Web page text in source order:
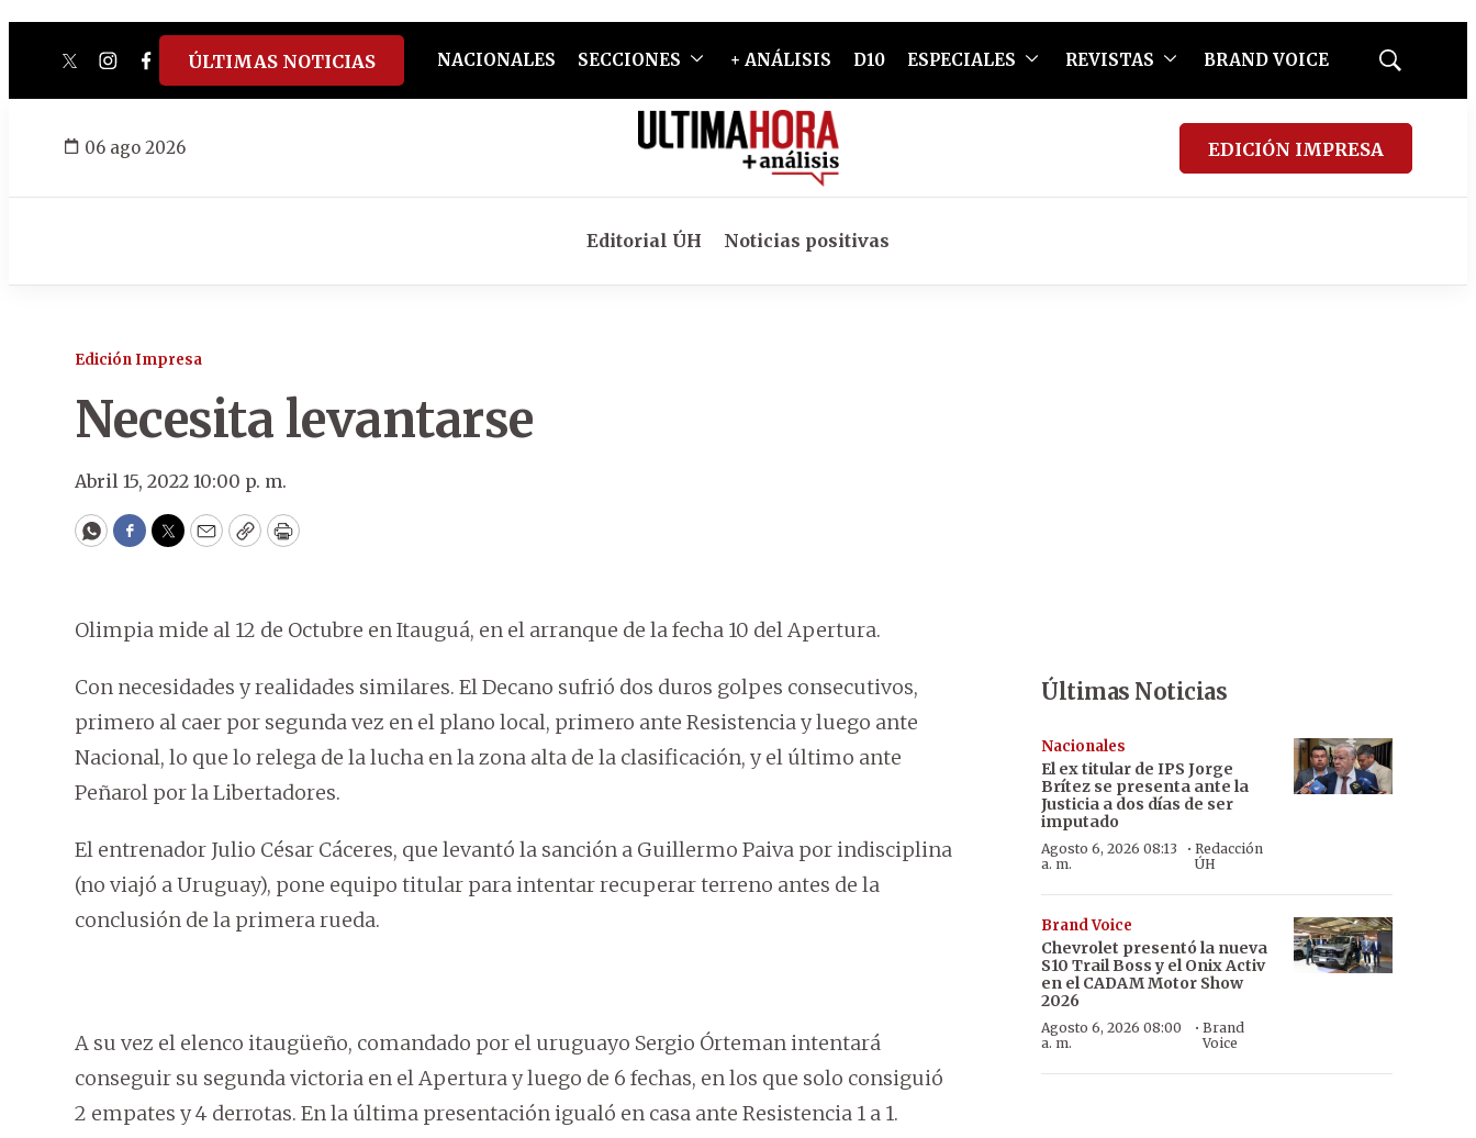
twitterinstagram
facebook
tiktokyoutube
spotify
ÚLTIMAS NOTICIAS NACIONALES SECCIONES + ANÁLISIS D10 ESPECIALES REVISTAS BRAND VOICE
Mostrar
06 ago 2026 EDICIÓN IMPRESA
Editorial ÚH Noticias positivas
Edición Impresa
Necesita levantarse
Abril 15, 2022 10:00 p. m.
WhatsApp
Facebook
Twitter
EmailCopyPrint
Olimpia mide al 12 de Octubre en Itauguá, en el arranque de la fecha 10 del Apertura.
Con necesidades y realidades similares. El Decano sufrió dos duros golpes consecutivos,
primero al caer por segunda vez en el plano local, primero ante Resistencia y luego ante
Nacional, lo que lo relega de la lucha en la zona alta de la clasificación, y el último ante
Peñarol por la Libertadores.
El entrenador Julio César Cáceres, que levantó la sanción a Guillermo Paiva por indisciplina
(no viajó a Uruguay), pone equipo titular para intentar recuperar terreno antes de la
conclusión de la primera rueda.
A su vez el elenco itaugüeño, comandado por el uruguayo Sergio Órteman intentará
conseguir su segunda victoria en el Apertura y luego de 6 fechas, en los que solo consiguió
2 empates y 4 derrotas. En la última presentación igualó en casa ante Resistencia 1 a 1.
Últimas Noticias
Nacionales
El ex titular de IPS Jorge
Brítez se presenta ante la
Justicia a dos días de ser
imputado
Agosto 6, 2026 08:13
a. m.
· Redacción
ÚH
Brand Voice
Chevrolet presentó la nueva
S10 Trail Boss y el Onix Activ
en el CADAM Motor Show
2026
Agosto 6, 2026 08:00
a. m.
·Brand
Voice